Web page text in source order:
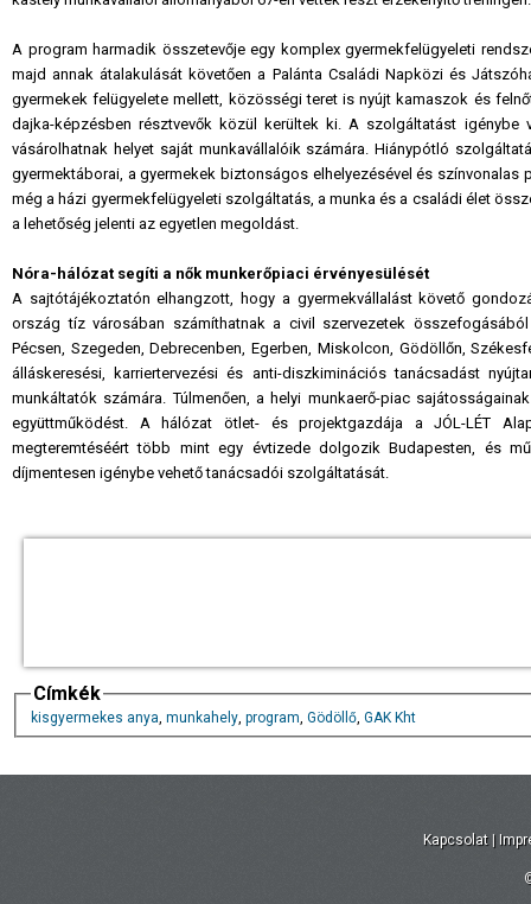
A program harmadik összetevője egy komplex gyermekfelügyeleti
majd annak átalakulását követően a Palánta Családi Napközi és
gyermekek felügyelete mellett, közösségi teret is nyújt kamaszok és
dajka-képzésben résztvevők közül kerültek ki. A szolgáltatást igénybe
vásárolhatnak helyet saját munkavállalóik számára. Hiánypótló
gyermektáborai, a gyermekek biztonságos elhelyezésével és
még a házi gyermekfelügyeleti szolgáltatás, a munka és a családi élet
a lehetőség jelenti az egyetlen megoldást.
Nóra-hálózat segíti a nők munkerőpiaci érvényesülését
A sajtótájékoztatón elhangzott, hogy a gyermekvállalást követő
ország tíz városában számíthatnak a civil szervezetek
Pécsen, Szegeden, Debrecenben, Egerben, Miskolcon, Gödöllőn,
álláskeresési, karriertervezési és anti-diszkiminációs tanácsadást
munkáltatók számára. Túlmenően, a helyi munkaerő-piac
együttműködést. A hálózat ötlet- és projektgazdája a JÓL-LÉT
megteremtéséért több mint egy évtizede dolgozik Budapesten, és
díjmentesen igénybe vehető tanácsadói szolgáltatását.
Címkék
kisgyermekes anya, munkahely, program, Gödöllő, GAK Kht
Kapcsolat |